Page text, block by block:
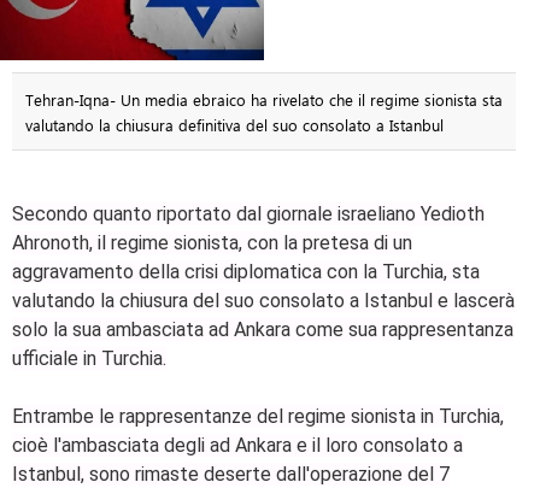
Tehran-Iqna- Un media ebraico ha rivelato che il regime sionista sta
valutando la chiusura definitiva del suo consolato a Istanbul
Secondo quanto riportato dal giornale israeliano Yedioth
Ahronoth, il regime sionista, con la pretesa di un
aggravamento della crisi diplomatica con la Turchia, sta
valutando la chiusura del suo consolato a Istanbul e lascerà
solo la sua ambasciata ad Ankara come sua rappresentanza
ufficiale in Turchia.
Entrambe le rappresentanze del regime sionista in Turchia,
cioè l'ambasciata degli ad Ankara e il loro consolato a
Istanbul, sono rimaste deserte dall'operazione del 7